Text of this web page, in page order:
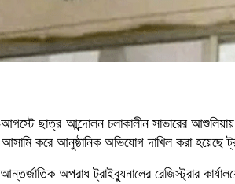
ছাত্র আন্দোলন চলাকালীন সাভারের
করে আনুষ্ঠানিক অভিযোগ দাখিল করা হয়েছে
অপরাধ ট্রাইব্যুনালের রেজিস্ট্রার